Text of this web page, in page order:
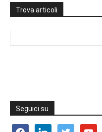
Trova articoli
Seguici su